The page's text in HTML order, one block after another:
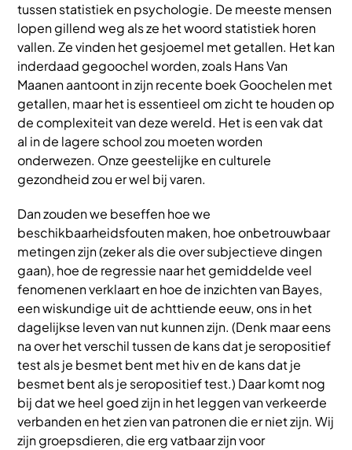
tussen statistiek en psychologie. De meeste mensen
lopen gillend weg als ze het woord statistiek horen
vallen. Ze vinden het gesjoemel met getallen. Het kan
inderdaad gegoochel worden, zoals Hans Van
Maanen aantoont in zijn recente boek Goochelen met
getallen, maar het is essentieel om zicht te houden op
de complexiteit van deze wereld. Het is een vak dat
al in de lagere school zou moeten worden
onderwezen. Onze geestelijke en culturele
gezondheid zou er wel bij varen.
Dan zouden we beseffen hoe we
beschikbaarheidsfouten maken, hoe onbetrouwbaar
metingen zijn (zeker als die over subjectieve dingen
gaan), hoe de regressie naar het gemiddelde veel
fenomenen verklaart en hoe de inzichten van Bayes,
een wiskundige uit de achttiende eeuw, ons in het
dagelijkse leven van nut kunnen zijn. (Denk maar eens
na over het verschil tussen de kans dat je seropositief
test als je besmet bent met hiv en de kans dat je
besmet bent als je seropositief test.) Daar komt nog
bij dat we heel goed zijn in het leggen van verkeerde
verbanden en het zien van patronen die er niet zijn. Wij
zijn groepsdieren, die erg vatbaar zijn voor